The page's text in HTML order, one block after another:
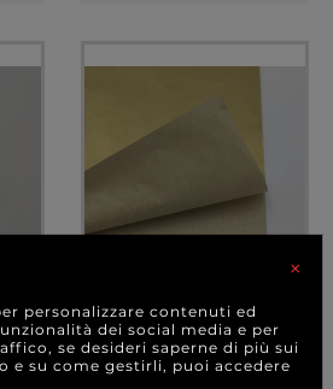
in fogli, for...
×
personalizzare contenuti ed
dei social media e per
se desideri saperne di più sui
e su come gestirli, puoi accedere